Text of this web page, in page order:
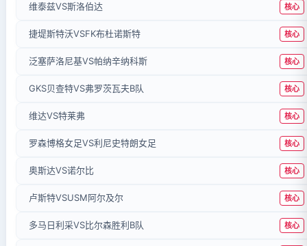
维泰兹VS斯洛伯达 核心
捷堤斯特沃VSFK布杜诺斯特 核心
泛塞萨洛尼基VS帕纳辛纳科斯 核心
GKS贝查特VS弗罗茨瓦夫B队 核心
维达VS特莱弗 核心
罗森博格女足VS利尼史特朗女足 核心
奥斯达VS诺尔比 核心
卢斯特VSUSM阿尔及尔 核心
多马日利采VS比尔森胜利B队 核心